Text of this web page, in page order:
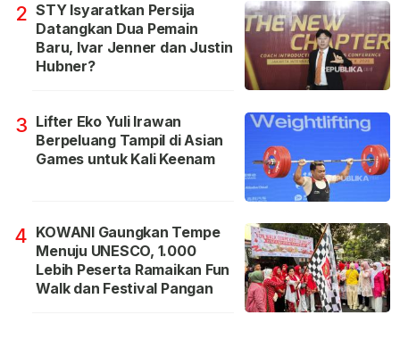
2 STY Isyaratkan Persija
Datangkan Dua Pemain
Baru, Ivar Jenner dan Justin
Hubner?
3 Lifter Eko Yuli Irawan
Berpeluang Tampil di Asian
Games untuk Kali Keenam
4 KOWANI Gaungkan Tempe
Menuju UNESCO, 1.000
Lebih Peserta Ramaikan Fun
Walk dan Festival Pangan